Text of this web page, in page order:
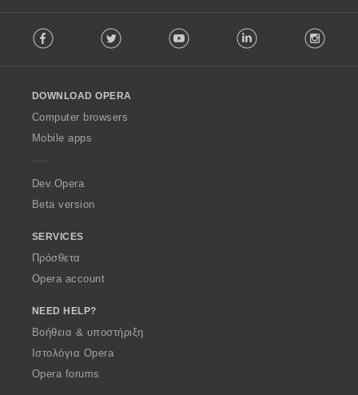
o
w
O
p
a
Facebook Twitter Youtube LinkedIn
DOWNLOAD OPERA
Computer browsers
Mobile apps
Dev.Opera
Beta version
SERVICES
Πρόσθετα
Opera account
NEED HELP?
Βοήθεια & υποστήριξη
Ιστολόγια Opera
Opera forums